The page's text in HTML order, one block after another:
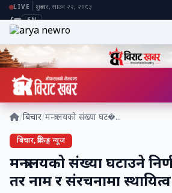
LIVE शुक्रबार, साउन २२, २०८३
EN
/बिचार/मन्त्रालयको संख्या घट�...
बिचार, ब्रेकिङ्ग न्यूज
मन्त्रालयको संख्या घटाउने
तर नाम र संरचनामा